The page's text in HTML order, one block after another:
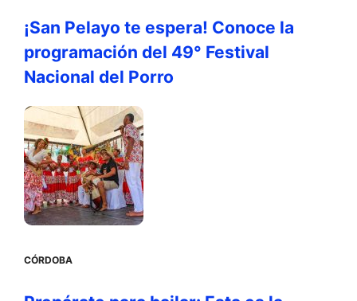
¡San Pelayo te espera! Conoce la
programación del 49° Festival
Nacional del Porro
CÓRDOBA